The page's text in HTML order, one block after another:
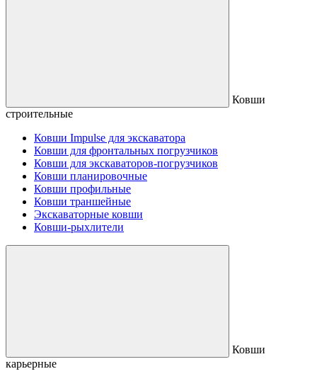
Ковши
строительные
Ковши Impulse для экскаватора
Ковши для фронтальных погрузчиков
Ковши для экскаваторов-погрузчиков
Ковши планировочные
Ковши профильные
Ковши траншейные
Экскаваторные ковши
Ковши-рыхлители
Ковши
карьерные